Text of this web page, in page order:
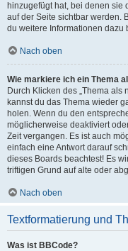
hinzugefügt hat, bei denen sie
auf der Seite sichtbar werden.
du weitere Informationen dazu
Nach oben
Wie markiere ich ein Thema
Durch Klicken des „Thema als
kannst du das Thema wieder
holen. Wenn du den
möglicherweise deaktiviert
Zeit vergangen. Es ist auch
einfach eine Antwort darauf
dieses Boards beachtest! Es
triftigen Grund auf alte oder
Nach oben
Textformatierung und
Was ist BBCode?